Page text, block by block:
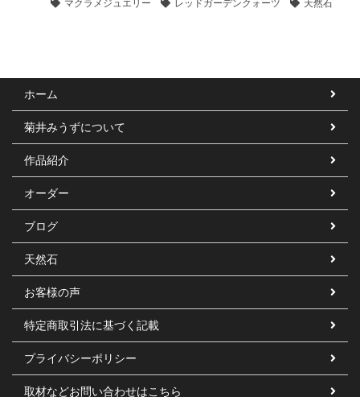
マクラメジュエリー
レッドガーデンクォーツ 天然石
ホーム
菊井みうずについて
作品紹介
オーダー
ブログ
天然石
お客様の声
特定商取引法に基づく記載
プライバシーポリシー
取材などお問い合わせはこちら